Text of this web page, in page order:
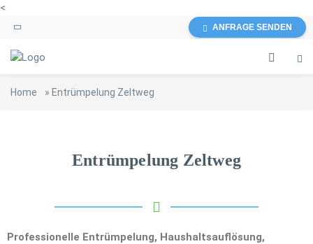
<
ANFRAGE SENDEN
Home » Entrümpelung Zeltweg
Entrümpelung Zeltweg
Professionelle Entrümpelung, Haushaltsauflösung,